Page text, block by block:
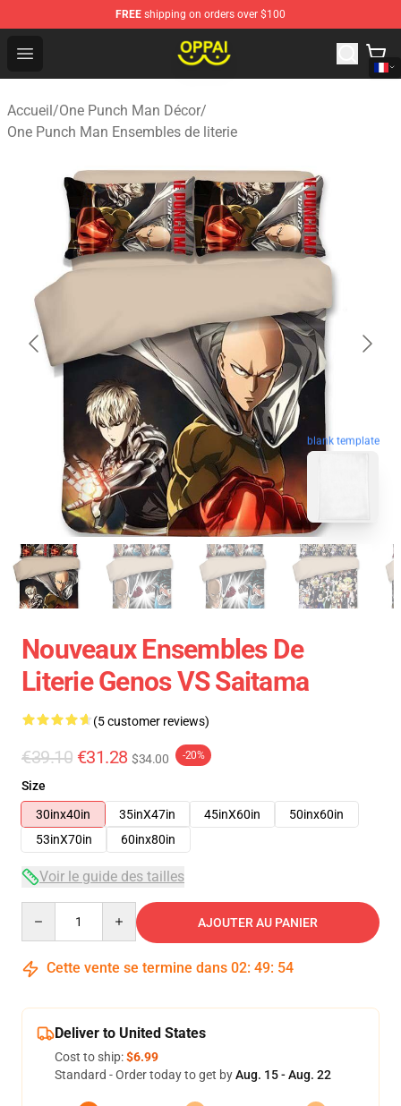
FREE shipping on orders over $100
Open menu
Oppai Store - Official Oppai Merchandise Shop
Accueil/One Punch Man Décor/
One Punch Man Ensembles de literie
blank template
Nouveaux Ensembles De
Literie Genos VS Saitama
(5 customer reviews)
€39.10 €31.28 $34.00 -20%
Size
30inx40in
35inX47in 45inX60in
50inx60in
53inX70in
60inx80in
Voir le guide des tailles
AJOUTER AU PANIER
Cette vente se termine dans 02: 49: 53
Deliver to United States
Cost to ship:$6.99
Standard - Order today to get byAug. 15 - Aug. 22